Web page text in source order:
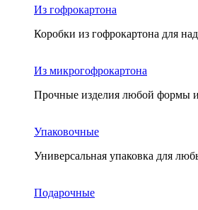
Из гофрокартона
Коробки из гофрокартона для
Из микрогофрокартона
Прочные изделия любой формы
Упаковочные
Универсальная упаковка для
Подарочные